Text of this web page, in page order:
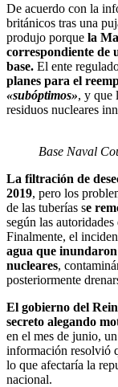
De acuerdo con la
británicos tras una
produjo porque la
correspondiente de
base. El ente
planes para el
«subóptimos», y que
residuos nucleares
Base Naval
La filtración de
2019, pero los
de las tuberías se
según las
Finalmente, el
agua que
nucleares,
posteriormente
El gobierno del
secreto alegando
en el mes de junio,
información resolvió
lo que afectaría la
nacional.